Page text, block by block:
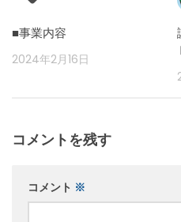
■事業内容
2024年2月16日
コメントを残す
コメント ※